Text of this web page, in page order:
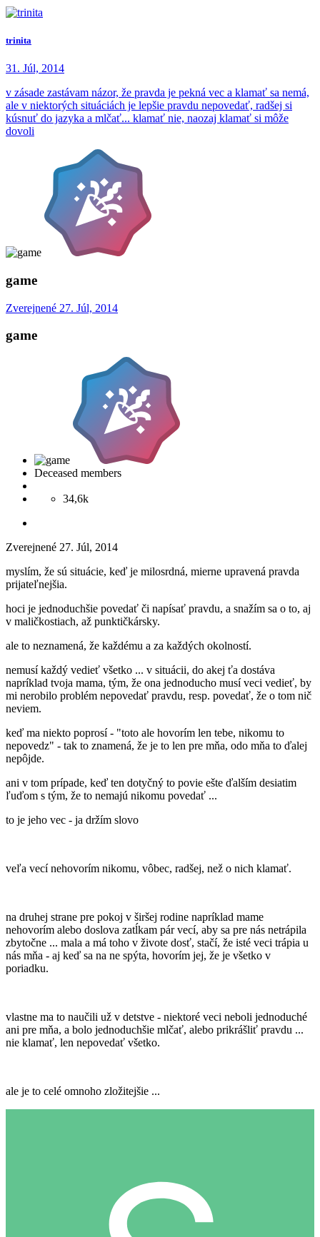
trinita
31. Júl, 2014
v zásade zastávam názor, že pravda je pekná vec a klamať sa nemá,
ale v niektorých situáciách je lepšie pravdu nepovedať, radšej si
kúsnuť do jazyka a mlčať... klamať nie, naozaj klamať si môže
dovoli
game
Zverejnené 27. Júl, 2014
game
Deceased members
34,6k
Zverejnené 27. Júl, 2014
myslím, že sú situácie, keď je milosrdná, mierne upravená pravda
prijateľnejšia.
hoci je jednoduchšie povedať či napísať pravdu, a snažím sa o to, aj
v maličkostiach, až punktičkársky.
ale to neznamená, že každému a za každých okolností.
nemusí každý vedieť všetko ... v situácii, do akej ťa dostáva
napríklad tvoja mama, tým, že ona jednoducho musí veci vedieť, by
mi nerobilo problém nepovedať pravdu, resp. povedať, že o tom nič
neviem.
keď ma niekto poprosí - "toto ale hovorím len tebe, nikomu to
nepovedz" - tak to znamená, že je to len pre mňa, odo mňa to ďalej
nepôjde.
ani v tom prípade, keď ten dotyčný to povie ešte ďalším desiatim
ľuďom s tým, že to nemajú nikomu povedať ...
to je jeho vec - ja držím slovo
veľa vecí nehovorím nikomu, vôbec, radšej, než o nich klamať.
na druhej strane pre pokoj v širšej rodine napríklad mame
nehovorím alebo doslova zatĺkam pár vecí, aby sa pre nás netrápila
zbytočne ... mala a má toho v živote dosť, stačí, že isté veci trápia u
nás mňa - aj keď sa na ne spýta, hovorím jej, že je všetko v
poriadku.
vlastne ma to naučili už v detstve - niektoré veci neboli jednoduché
ani pre mňa, a bolo jednoduchšie mlčať, alebo prikrášliť pravdu ...
nie klamať, len nepovedať všetko.
ale je to celé omnoho zložitejšie ...